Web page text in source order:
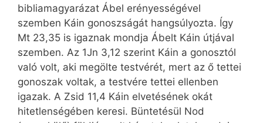
bibliamagyarázat Ábel erényességével
szemben Káin gonoszságát hangsúlyozta. Így
Mt 23,35 is igaznak mondja Ábelt Káin útjával
szemben. Az 1Jn 3,12 szerint Káin a gonosztól
való volt, aki megölte testvérét, mert az ő tettei
gonoszak voltak, a testvére tettei ellenben
igazak. A Zsid 11,4 Káin elvetésének okát
hitetlenségében keresi. Büntetésül Nod